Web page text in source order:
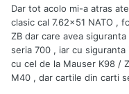
Dar tot acolo mi-a atras
clasic cal 7.62x51 NATO ,
ZB dar care avea
seria 700 , iar cu
cu cel de la Mauser K98 /
M40 , dar cartile din carti